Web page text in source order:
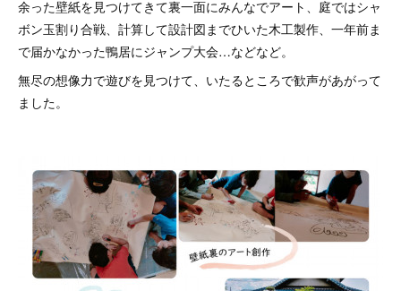
余った壁紙を見つけてきて裏一面にみんなでアート、庭ではシャ
ボン玉割り合戦、計算して設計図までひいた木工製作、一年前ま
で届かなかった鴨居にジャンプ大会…などなど。
無尽の想像力で遊びを見つけて、いたるところで歓声があがって
ました。